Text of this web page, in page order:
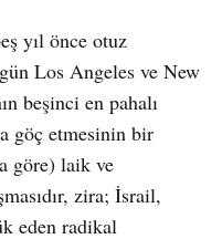
yıl önce otuz
Los Angeles ve New
beşinci en pahalı
göç etmesinin bir
göre) laik ve
zira; İsrail,
eden radikal